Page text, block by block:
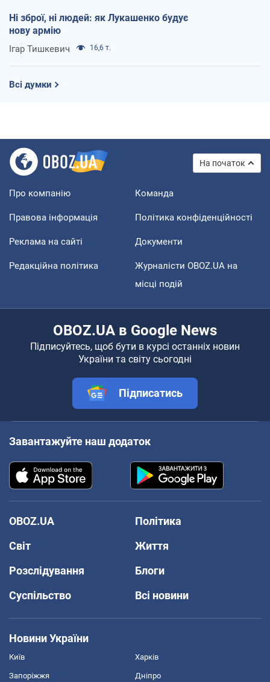
Ні зброї, ні людей: як Лукашенко будує
нову армію
Ігар Тишкевич 16,6 т.
Всі думки
На початок
Про компанію Команда
Правова інформація Політика конфіденційності
Реклама на сайті Документи
Редакційна політика
Журналісти OBOZ.UA на
місці подій
OBOZ.UA в Google News
Підписуйтесь, щоб бути в курсі останніх новин
України та світу сьогодні
Підписатись
Завантажуйте наш додаток
OBOZ.UA
Політика
Світ
Життя
Розслідування
Блоги
Суспільство
Всі новини
Новини України
Київ Харків
Запоріжжя Дніпро